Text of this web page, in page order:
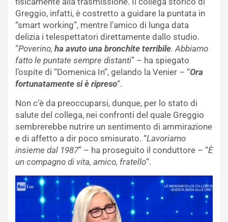
Greggio, infatti, è costretto a guidare la puntata in
“smart working”, mentre l’amico di lunga data
delizia i telespettatori direttamente dallo studio.
“Poverino, ha avuto una bronchite terribile. Abbiamo
fatto le puntate sempre distanti” – ha spiegato
l’ospite di “Domenica In”, gelando la Venier – “Ora
fortunatamente si è ripreso“.
Non c’è da preoccuparsi, dunque, per lo stato di
salute del collega, nei confronti del quale Greggio
sembrerebbe nutrire un sentimento di ammirazione
e di affetto a dir poco smisurato. “Lavoriamo
insieme dal 1987” – ha proseguito il conduttore – “È
un compagno di vita, amico, fratello“.